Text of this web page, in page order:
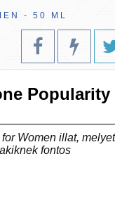
- 50 ML
Popularity
Women illat,
fontos